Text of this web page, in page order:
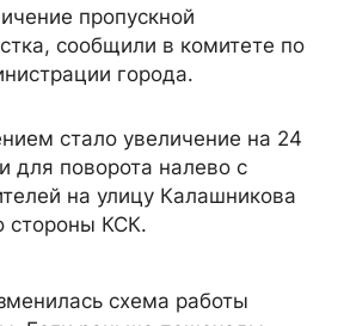
пропускной
сообщили в комитете по
города.
стало увеличение на 24
для поворота налево с
на улицу Калашникова
стороны КСК.
схема работы